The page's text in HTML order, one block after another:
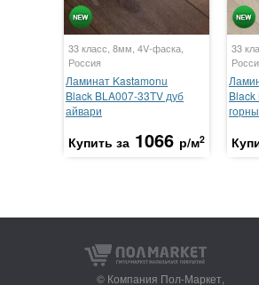
33 класс, 8мм, 4V-фаска,
Россия
Ламинат Kastamonu
Black BLA007-33TV дуб
айвари
Купить за 1066 р/м2
33
Black
© Компания Пол-Маркет,